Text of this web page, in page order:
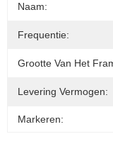
Naam:
Frequentie:
Grootte Van Het
Levering Vermogen:
Markeren: